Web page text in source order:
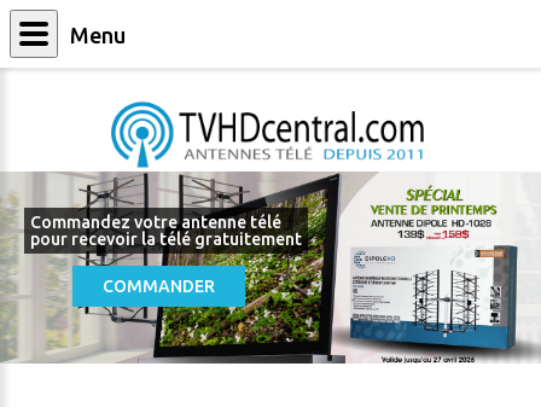
Commandez votre antenne télé
pour recevoir la télé gratuitement
COMMANDER
Menu